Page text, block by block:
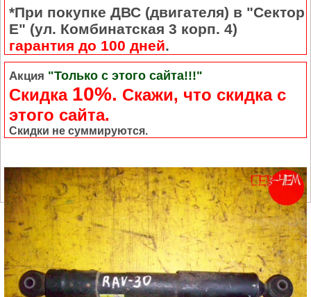
*При покупке ДВС (двигателя) в "Сектор
Е" (ул. Комбинатская 3 корп. 4)
гарантия до 100 дней.
Акция "Только с этого сайта!!!"
Скидка 10%. Cкажи, что скидка с
этого сайта.
Скидки не суммируются.